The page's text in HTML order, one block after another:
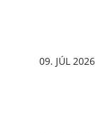
09. JÚL 2026